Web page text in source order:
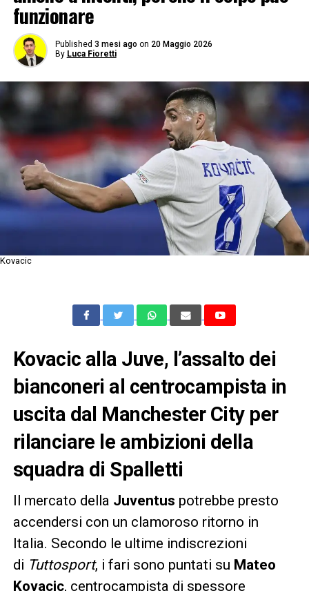
funzionare
Published 3 mesi ago on 20 Maggio 2026
By Luca Fioretti
Kovacic
Kovacic alla Juve, l’assalto dei
bianconeri al centrocampista in
uscita dal Manchester City per
rilanciare le ambizioni della
squadra di Spalletti
Il mercato della Juventus potrebbe presto
accendersi con un clamoroso ritorno in
Italia. Secondo le ultime indiscrezioni
di Tuttosport, i fari sono puntati su Mateo
Kovacic, centrocampista di spessore